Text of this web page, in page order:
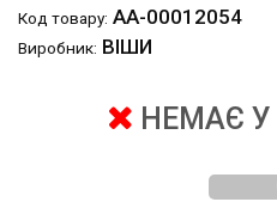
Код товару: АА-00012054
Виробник: ВІШИ
НЕМАЄ